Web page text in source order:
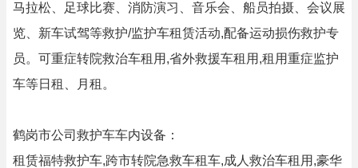
马拉松、足球比赛、消防演习、音乐会、船员拍摄、会议展
览、新车试驾等救护/监护车租赁活动,配备运动损伤救护专
员。可重症转院救治车租用,省外救援车租用,租用重症监护
车等日租、月租。
鹤岗市公司救护车车内设备：
租赁福特救护车,跨市转院急救车租车,成人救治车租用,豪华